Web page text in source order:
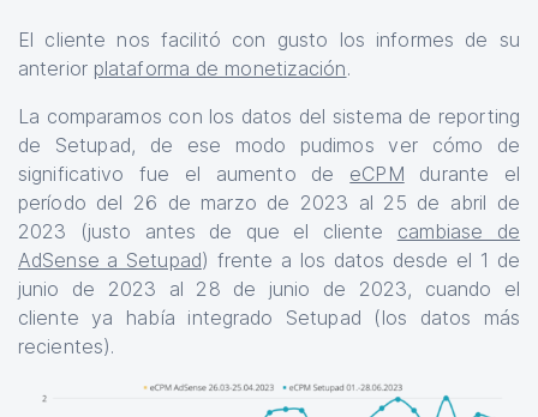
El cliente nos facilitó con gusto los informes de su
anterior plataforma de monetización.
La comparamos con los datos del sistema de reporting
de Setupad, de ese modo pudimos ver cómo de
significativo fue el aumento de eCPM durante el
período del 26 de marzo de 2023 al 25 de abril de
2023 (justo antes de que el cliente cambiase de
AdSense a Setupad) frente a los datos desde el 1 de
junio de 2023 al 28 de junio de 2023, cuando el
cliente ya había integrado Setupad (los datos más
recientes).